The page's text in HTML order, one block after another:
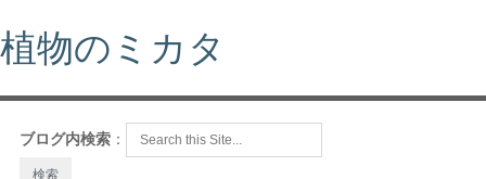
植物のミカタ
ブログ内検索 ：